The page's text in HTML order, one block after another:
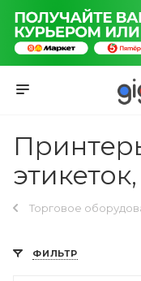
Торговое
ФИЛЬТР